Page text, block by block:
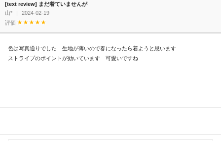
[text review] まだ着ていませんが
山*
|
2024-02-19
評価
色は写真通りでした 生地が薄いので春になったら着ようと思います
ストライプのポイントが効いています 可愛いですね